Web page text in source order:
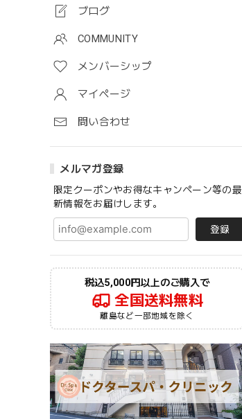
ブログ
COMMUNITY
メンバーシップ
マイページ
問い合わせ
メルマガ登録
限定クーポンやお得なキャンペーン等の最
新情報をお届けします。
登録
税込5,000円以上のご購入で
全国送料無料
離島など一部地域を除く